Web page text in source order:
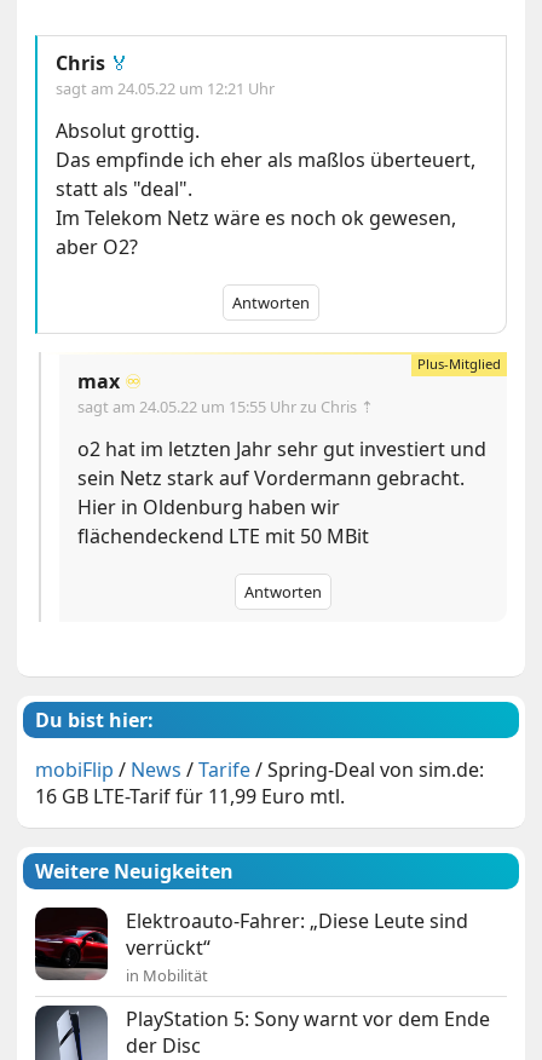
Chris 🏅
sagt am24.05.22 um 12:21 Uhr
Absolut grottig.
Das empfinde ich eher als maßlos überteuert,
statt als "deal".
Im Telekom Netz wäre es noch ok gewesen,
aber O2?
Antworten
max ♾️
sagt am24.05.22 um 15:55 Uhrzu Chris ⇡
o2 hat im letzten Jahr sehr gut investiert und
sein Netz stark auf Vordermann gebracht.
Hier in Oldenburg haben wir
flächendeckend LTE mit 50 MBit
Antworten
Du bist hier:
mobiFlip / News /Tarife/Spring-Deal von sim.de:
16 GB LTE-Tarif für 11,99 Euro mtl.
Weitere Neuigkeiten
Elektroauto-Fahrer: „Diese Leute sind
verrückt“
in Mobilität
PlayStation 5: Sony warnt vor dem Ende
der Disc